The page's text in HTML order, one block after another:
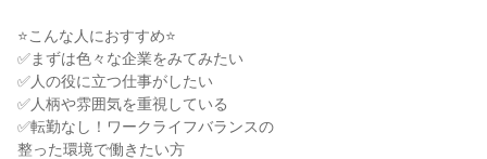
⭐こんな人におすすめ⭐
✅まずは色々な企業をみてみたい
✅人の役に立つ仕事がしたい
✅人柄や雰囲気を重視している
✅転勤なし！ワークライフバランスの
整った環境で働きたい方